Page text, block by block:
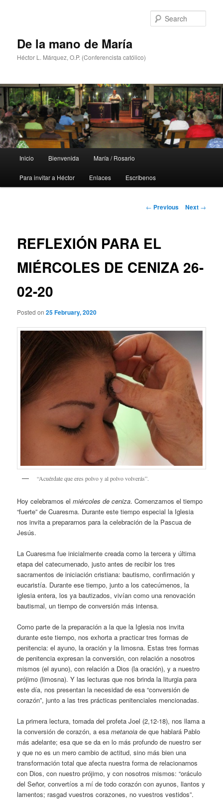
De la mano de María
Héctor L. Márquez, O.P. (Conferencista católico)
Inicio Bienvenida María / Rosario
Para invitar a Héctor Enlaces Escríbenos
Post
← Previous Next →
REFLEXIÓN PARA EL
MIÉRCOLES DE CENIZA 26-
02-20
Posted on25 February, 2020
“Acuérdate que eres polvo y al polvo volverás”.
Hoy celebramos elmiércoles de ceniza. Comenzamos el tiempo
“fuerte” de Cuaresma. Durante este tiempo especial la Iglesia
nos invita a prepararnos para la celebración de la Pascua de
Jesús.
La Cuaresma fue inicialmente creada como la tercera y última
etapa del catecumenado, justo antes de recibir los tres
sacramentos de iniciación cristiana: bautismo, confirmación y
eucaristía. Durante ese tiempo, junto a los catecúmenos, la
iglesia entera, los ya bautizados, vivían como una renovación
bautismal, un tiempo de conversión más intensa.
Como parte de la preparación a la que la Iglesia nos invita
durante este tiempo, nos exhorta a practicar tres formas de
penitencia: el ayuno, la oración y la limosna. Estas tres formas
de penitencia expresan la conversión, con relación a nosotros
mismos (el ayuno), con relación a Dios (la oración), y a nuestro
prójimo (limosna). Y las lecturas que nos brinda la liturgia para
este día, nos presentan la necesidad de esa “conversión de
corazón”, junto a las tres prácticas penitenciales mencionadas.
La primera lectura, tomada del profeta Joel (2,12-18), nos llama a
la conversión de corazón, a esametanoia de que hablará Pablo
más adelante; esa que se da en lo más profundo de nuestro ser
y que no es un mero cambio de actitud, sino más bien una
transformación total que afecta nuestra forma de relacionarnos
con Dios, con nuestro prójimo, y con nosotros mismos: “oráculo
del Señor, convertíos a mí de todo corazón con ayunos, llantos y
lamentos; rasgad vuestros corazones, no vuestros vestidos”.